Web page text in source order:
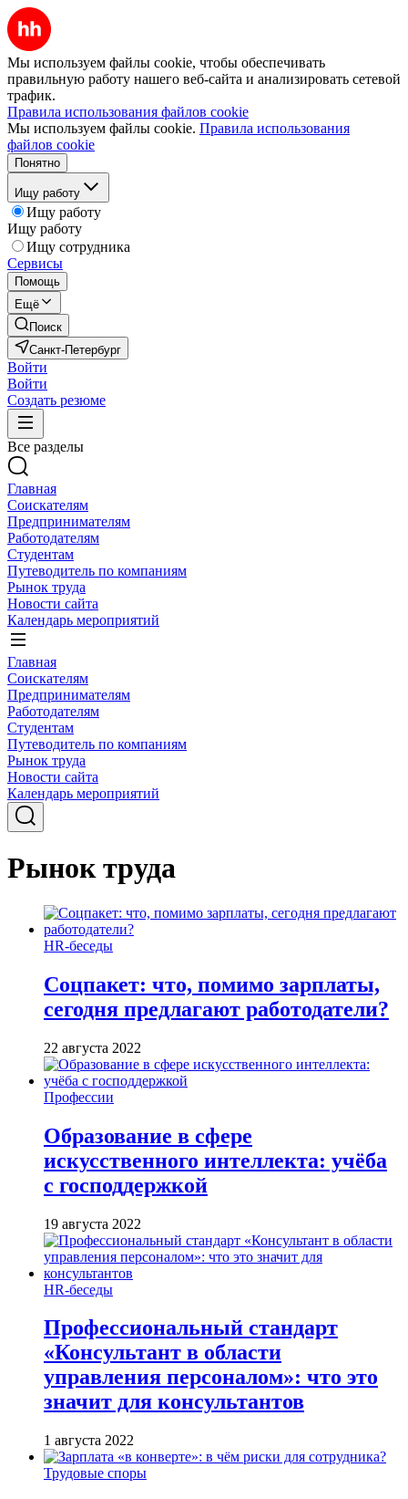
Мы используем файлы cookie, чтобы обеспечивать
правильную работу нашего веб-сайта и анализировать сетевой
трафик.
Правила использования файлов cookie
Мы используем файлы cookie. Правила использования
файлов cookie
Понятно
Ищу работу
Ищу работу
Ищу работу
Ищу сотрудника
Сервисы
Помощь
Ещё
Поиск
Санкт-Петербург
Войти
Войти
Создать резюме
Все разделы
Главная
Соискателям
Предпринимателям
Работодателям
Студентам
Путеводитель по компаниям
Рынок труда
Новости сайта
Календарь мероприятий
Главная
Соискателям
Предпринимателям
Работодателям
Студентам
Путеводитель по компаниям
Рынок труда
Новости сайта
Календарь мероприятий
Рынок труда
HR-беседы
Соцпакет: что, помимо зарплаты,
сегодня предлагают работодатели?
22 августа 2022
Профессии
Образование в сфере
искусственного интеллекта: учёба
с господдержкой
19 августа 2022
HR-беседы
Профессиональный стандарт
«Консультант в области
управления персоналом»: что это
значит для консультантов
1 августа 2022
Трудовые споры